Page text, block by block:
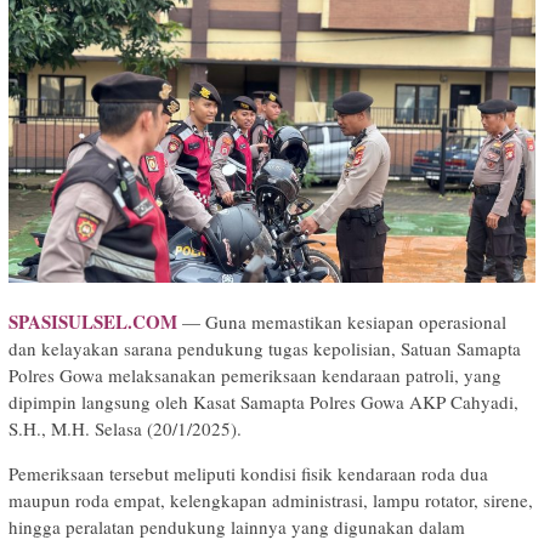
SPASISULSEL.COM — Guna memastikan kesiapan operasional
dan kelayakan sarana pendukung tugas kepolisian, Satuan Samapta
Polres Gowa melaksanakan pemeriksaan kendaraan patroli, yang
dipimpin langsung oleh Kasat Samapta Polres Gowa AKP Cahyadi,
S.H., M.H. Selasa (20/1/2025).
Pemeriksaan tersebut meliputi kondisi fisik kendaraan roda dua
maupun roda empat, kelengkapan administrasi, lampu rotator, sirene,
hingga peralatan pendukung lainnya yang digunakan dalam